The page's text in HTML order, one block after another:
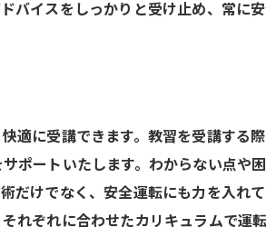
イスをしっかりと受け止め、常に安
適に受講できます。教習を受講する
ポートいたします。わからない点や
だけでなく、安全運転にも力を入れ
れぞれに合わせたカリキュラムで運